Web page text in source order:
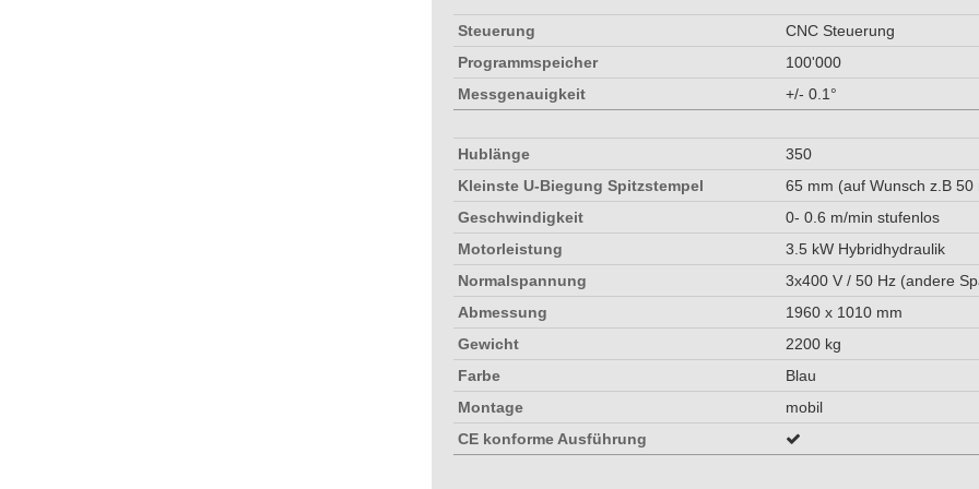
Steuerung
CNC Steuerung
Programmspeicher
100'000
Messgenauigkeit
+/- 0.1°
Hublänge
350
Kleinste U-Biegung Spitzstempel
65 mm (auf Wunsch z.B 50
Geschwindigkeit
0- 0.6 m/min stufenlos
Motorleistung
3.5 kW Hybridhydraulik
Normalspannung
3x400 V / 50 Hz (andere
Abmessung
1960 x 1010 mm
Gewicht
2200 kg
Farbe
Blau
Montage
mobil
CE konforme Ausführung